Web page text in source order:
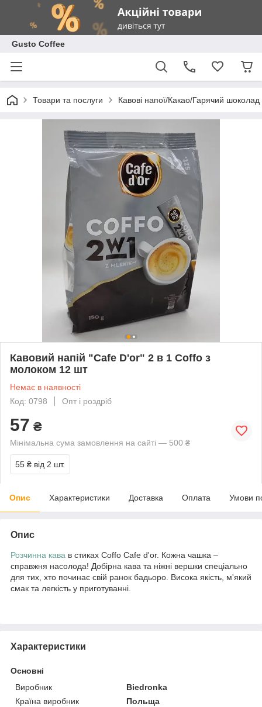
Gusto Coffee
Товари та послуги Кавові напої/Какао/Гарячий шоколад
Кавовий напій "Cafe D'or" 2 в 1 Coffo з
молоком 12 шт
Немає в наявності
Код: 0798
Опт і роздріб
57 ₴
Мінімальна сума замовлення на сайті — 500 ₴
55 ₴ від 2 шт.
Опис Характеристики Доставка Оплата Умови
Опис
Розчинна кава в стиках Coffo Cafe d'or. Кожна чашка –
справжня насолода! Добірна кава та ніжні вершки спеціально
для тих, хто починає свій ранок бадьоро. Висока якість, м'який
смак та легкість у приготуванні.
Характеристики
Основні
Виробник
Biedronka
Країна виробник
Польща